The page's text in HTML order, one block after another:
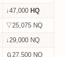
↓47,000 HQ
▽25,075 NQ
↓29,000 NQ
Ｇ27,500 NQ